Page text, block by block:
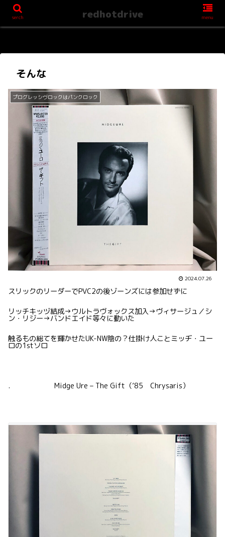
そんな
プログレッシヴロックはパンクロック
2024.07.26
スリックのリーダーでPVC2の後ゾーンズには参加せずに
リッチキッヅ結成→ウルトラヴォックス加入→ヴィサージュ／シ
ン・リジー→バンドエイド等々に動いた
触るもの総てを輝かせたUK-NW陰の？仕掛け人ことミッヂ・ユー
ロの1stソロ
. Midge Ure – The Gift（’85 Chrysaris）
serch redhotdrive menu